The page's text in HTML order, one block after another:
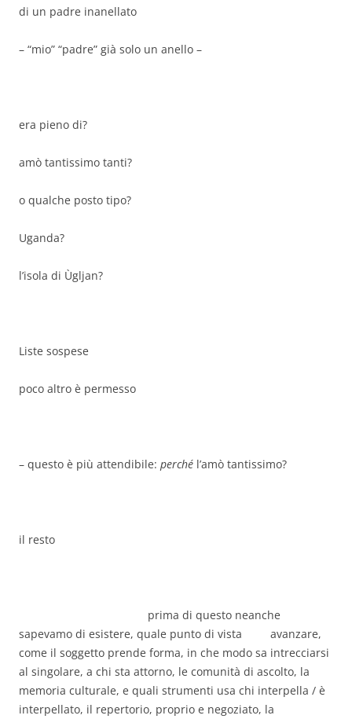
di un padre inanellato
– “mio” “padre” già solo un anello –
era pieno di?
amò tantissimo tanti?
o qualche posto tipo?
Uganda?
l’isola di Ùgljan?
Liste sospese
poco altro è permesso
– questo è più attendibile: perché l’amò tantissimo?
il resto
prima di questo neanche
sapevamo di esistere, quale punto di vista avanzare,
come il soggetto prende forma, in che modo sa intrecciarsi
al singolare, a chi sta attorno, le comunità di ascolto, la
memoria culturale, e quali strumenti usa chi interpella / è
interpellato, il repertorio, proprio e negoziato, la